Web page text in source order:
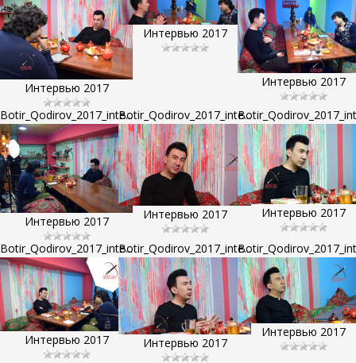
Интервью 2017
Интервью 2017
Интервью 2017
Botir_Qodirov_2017_inte...
Интервью 2017
Botir_Qodirov_2017_inte...
Интервью 2017 Интервью 2017
Botir_Qodirov_2017_inte...
Интервью 2017
Botir_Qodirov_2017_inte...
Интервью 2017
Интервью 2017